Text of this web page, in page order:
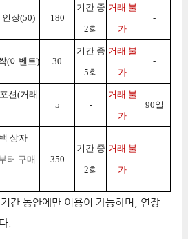
장(50) 180
기간 중
2회
거래 불
가
-
(이벤트) 30
기간 중
5회
거래 불
가
-
션(거래
5 -
거래 불
가
90일
상자
터 구매 350
기간 중
2회
거래 불
가
-
간 동안에만 이용이 가능하며, 연장
.